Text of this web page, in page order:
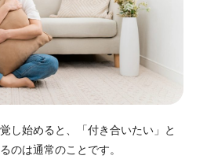
し始めると、「付き合いたい」と
のは通常のことです。